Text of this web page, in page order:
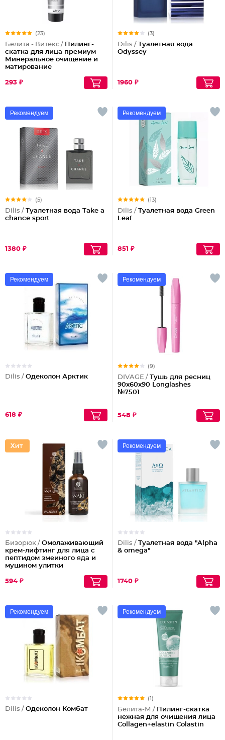
(23)
Белита - Витекс / Пилинг-
скатка для лица премиум
Минеральное очищение и
матирование
293 ₽
(3)
Dilis / Туалетная вода
Odyssey
1960 ₽
Рекомендуем
(5)
Dilis / Туалетная вода Take a
chance sport
1380 ₽
Рекомендуем
(13)
Dilis / Туалетная вода Green
Leaf
851 ₽
Рекомендуем
Dilis / Одеколон Арктик
618 ₽
Рекомендуем
(9)
DIVAGE / Тушь для ресниц
90x60x90 Longlashes
№7501
548 ₽
Бизорюк / Омолаживающий
крем-лифтинг для лица с
пептидом змеиного яда и
муцином улитки
594 ₽
Рекомендуем
Dilis / Туалетная вода "Alpha
& omega"
1740 ₽
Рекомендуем
Dilis / Одеколон Комбат
Рекомендуем
(1)
Белита-М / Пилинг-скатка
нежная для очищения лица
Collagen+elastin Colastin